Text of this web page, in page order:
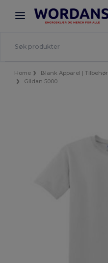
× Wordans-app
Bedre priser i appen!
Home Blank Apparel | Tilbehør
Gildan 5000